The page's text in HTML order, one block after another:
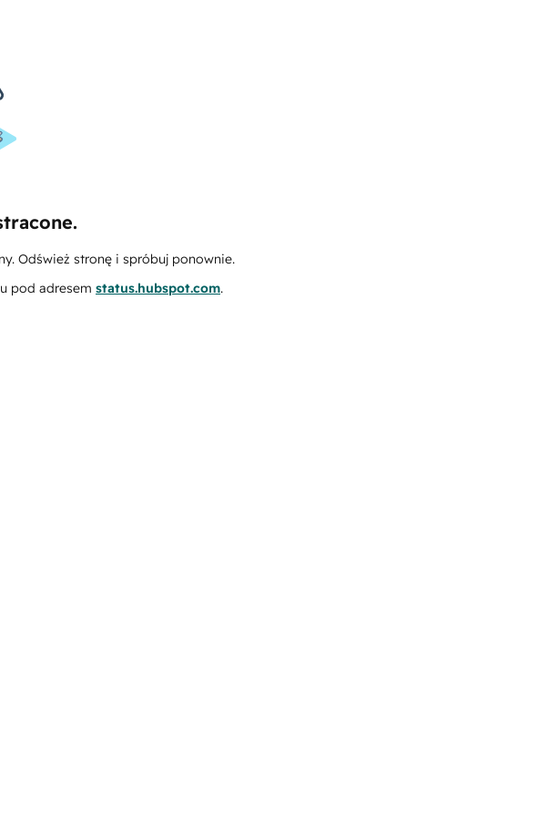
Odśwież stronę i spróbuj ponownie.
pod adresem status.hubspot.com.